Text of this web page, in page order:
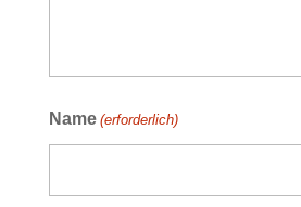
Name (erforderlich)